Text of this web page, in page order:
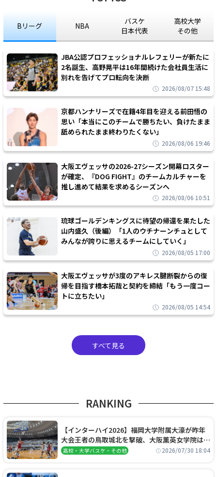
Bリーグ NBA
バスケ
日本代表
高校大学
その他
JBA公認プロフェッショナルレフェリーが新たに
2名誕生、高野晃平は16年間続けた会社員生活に
別れを告げてプロ転向を決断
2026/08/07 15:48
京都ハンナリーズで在籍4年目を迎える前田悟の
思い「本当にこのチームで勝ちたい、負けたまま
舐められたまま終わりたくない」
2026/08/06 19:46
大阪エヴェッサの2026-27シーズン開幕ロスター
が確定、『DOG FIGHT』のチームカルチャーを
推し進めて結果を求めるシーズンへ
2026/08/06 10:51
琉球ゴールデンキングスに待望の帰還を果たした
山内盛久（後編）「1人のウチナーンチュとして
みんなが誇りに思えるチームにしていく」
2026/08/05 17:00
大阪エヴェッサが3度のアキレス腱断裂からの復
帰を目指す橋本拓哉と契約を締結「もう一度コー
トに立ちたい」
2026/08/05 14:54
すべて見る
RANKING
【インターハイ2026】福岡大学附属大濠が昨年
大会王者の鳥取城北を撃破、大阪薫英女学院は岐
阜女子に完勝、大会3日目試合結果
高校・大学バスケ・その他 2026/07/30 18:04